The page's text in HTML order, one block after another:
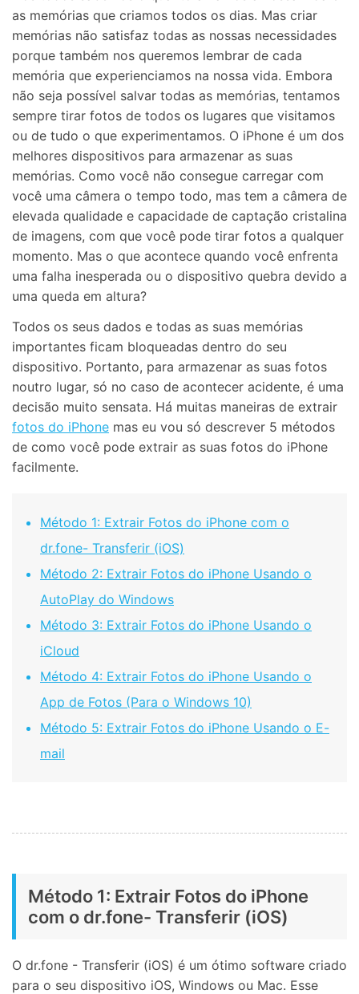
as memórias que criamos todos os dias. Mas criar
memórias não satisfaz todas as nossas necessidades
porque também nos queremos lembrar de cada
memória que experienciamos na nossa vida. Embora
não seja possível salvar todas as memórias, tentamos
sempre tirar fotos de todos os lugares que visitamos
ou de tudo o que experimentamos. O iPhone é um dos
melhores dispositivos para armazenar as suas
memórias. Como você não consegue carregar com
você uma câmera o tempo todo, mas tem a câmera de
elevada qualidade e capacidade de captação cristalina
de imagens, com que você pode tirar fotos a qualquer
momento. Mas o que acontece quando você enfrenta
uma falha inesperada ou o dispositivo quebra devido a
uma queda em altura?
Todos os seus dados e todas as suas memórias
importantes ficam bloqueadas dentro do seu
dispositivo. Portanto, para armazenar as suas fotos
noutro lugar, só no caso de acontecer acidente, é uma
decisão muito sensata. Há muitas maneiras de extrair
fotos do iPhone mas eu vou só descrever 5 métodos
de como você pode extrair as suas fotos do iPhone
facilmente.
Método 1: Extrair Fotos do iPhone com o
dr.fone- Transferir (iOS)
Método 2: Extrair Fotos do iPhone Usando o
AutoPlay do Windows
Método 3: Extrair Fotos do iPhone Usando o
iCloud
Método 4: Extrair Fotos do iPhone Usando o
App de Fotos (Para o Windows 10)
Método 5: Extrair Fotos do iPhone Usando o E-
mail
Método 1: Extrair Fotos do iPhone
com o dr.fone- Transferir (iOS)
O dr.fone - Transferir (iOS) é um ótimo software criado
para o seu dispositivo iOS, Windows ou Mac. Esse